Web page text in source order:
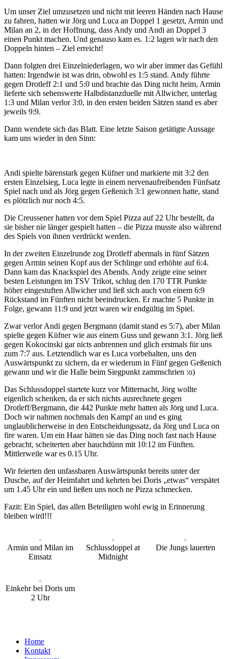
Um unser Ziel umzusetzen und nicht mit leeren Händen nach Hause
zu fahren, hatten wir Jörg und Luca an Doppel 1 gesetzt, Armin und
Milan an 2, in der Hoffnung, dass Andy und Andi an Doppel 3
einen Punkt machen. Und genauso kam es. 1:2 lagen wir nach den
Doppeln hinten – Ziel erreicht!
Dann folgten drei Einzelniederlagen, wo wir aber immer das Gefühl
hatten: Irgendwie ist was drin, obwohl es 1:5 stand. Andy führte
gegen Drotleff 2:1 und 5:0 und brachte das Ding nicht heim, Armin
lieferte sich sehenswerte Halbdistanzduelle mit Allwicher, unterlag
1:3 und Milan verlor 3:0, in den ersten beiden Sätzen stand es aber
jeweils 9:9.
Dann wendete sich das Blatt. Eine letzte Saison getätigte Aussage
kam uns wieder in den Sinn:
Andi spielte bärenstark gegen Küfner und markierte mit 3:2 den
ersten Einzelsieg, Luca legte in einem nervenaufreibenden Fünfsatz
Spiel nach und als Jörg gegen Geßenich 3:1 gewonnen hatte, stand
es plötzlich nur noch 4:5.
Die Creussener hatten vor dem Spiel Pizza auf 22 Uhr bestellt, da
sie bisher nie länger gespielt hatten – die Pizza musste also während
des Spiels von ihnen verdrückt werden.
In der zweiten Einzelrunde zog Drotleff abermals in fünf Sätzen
gegen Armin seinen Kopf aus der Schlinge und erhöhte auf 6:4.
Dann kam das Knackspiel des Abends. Andy zeigte eine seiner
besten Leistungen im TSV Trikot, schlug den 170 TTR Punkte
höher eingestuften Allwicher und ließ sich auch von einem 6:9
Rückstand im Fünften nicht beeindrucken. Er machte 5 Punkte in
Folge, gewann 11:9 und jetzt waren wir endgültig im Spiel.
Zwar verlor Andi gegen Bergmann (damit stand es 5:7), aber Milan
spielte gegen Küfner wie aus einem Guss und gewann 3:1. Jörg ließ
gegen Kokocinski gar nicts anbrennen und glich erstmals für uns
zum 7:7 aus. Letztendlich war es Luca vorbehalten, uns den
Auswärtspunkt zu sichern, da er wiederum in Fünf gegen Geßenich
gewann und wir die Halle beim Siegpunkt zammschrien :o)
Das Schlussdoppel startete kurz vor Mitternacht, Jörg wollte
eigenlich schenken, da er sich nichts ausrechnete gegen
Drotleff/Bergmann, die 442 Punkte mehr hatten als Jörg und Luca.
Doch wir nahmen nochmals den Kampf an und es ging
unglaublicherweise in den Entscheidungssatz, da Jörg und Luca on
fire waren. Um ein Haar hätten sie das Ding noch fast nach Hause
gebracht, scheiterten aber hauchdünn mit 10:12 im Fünften.
Mittlerweile war es 0.15 Uhr.
Wir feierten den unfassbaren Auswärtspunkt bereits unter der
Dusche, auf der Heimfahrt und kehrten bei Doris „etwas“ verspätet
um 1.45 Uhr ein und ließen uns noch ne Pizza schmecken.
Fazit: Ein Spiel, das allen Beteiligten wohl ewig in Erinnerung
bleiben wird!!!
Armin und Milan im
Einsatz
Schlussdoppel at
Midnight
Die Jungs lauerten
Einkehr bei Doris um
2 Uhr
Home
Kontakt